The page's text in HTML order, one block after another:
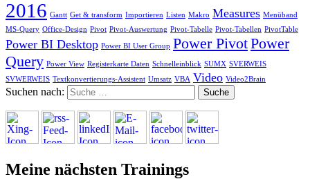
2016 Gantt Get & transform Importieren Listen Makro Measures Menüband
MS-Query Office-Design Pivot Pivot-Auswertung Pivot-Tabelle Pivot-Tabellen PivotTable
Power BI Desktop Power BI User Group Power PivotPower
Query Power View Registerkarte Daten Schnelleinblick SUMX SVERWEIS
SVWERWEIS Textkonvertierungs-Assistent Umsatz VBA Video Video2Brain
Suchen nach:
Meine nächsten Trainings